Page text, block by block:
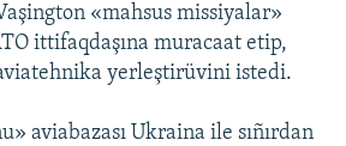
«mahsus missiyalar»
ittifaqdaşına muracaat etip,
yerleştirüvini istedi.
aviabazası Ukraina ile sıñırdan